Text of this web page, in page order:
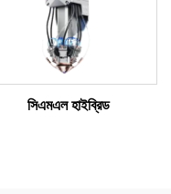
সিএমএল হাইব্রিড